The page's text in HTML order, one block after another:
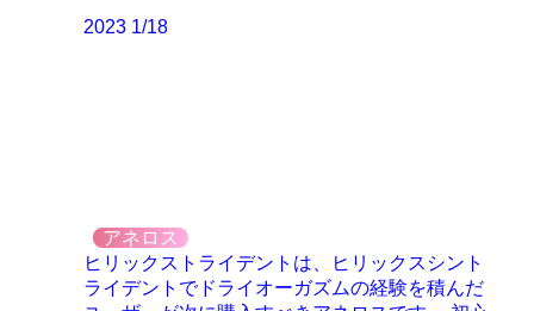
2023 1/18
アネロス
ヒリックストライデントは、ヒリックスシント
ライデントでドライオーガズムの経験を積んだ